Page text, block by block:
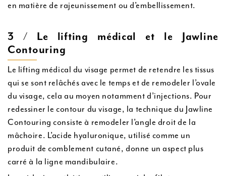
en matière de rajeunissement ou d’embellissement.
3 / Le lifting médical et le Jawline
Contouring
Le lifting médical du visage permet de retendre les tissus
qui se sont relâchés avec le temps et de remodeler l’ovale
du visage, cela au moyen notamment d’injections. Pour
redessiner le contour du visage, la technique du Jawline
Contouring consiste à remodeler l’angle droit de la
mâchoire. L’acide hyaluronique, utilisé comme un
produit de comblement cutané, donne un aspect plus
carré à la ligne mandibulaire.